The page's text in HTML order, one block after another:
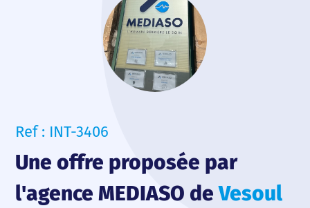
Ref : INT-3406
Une offre proposée par
l'agence MEDIASO deVesoul